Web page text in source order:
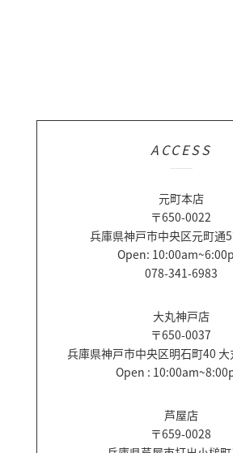
ACCESS
元町本店
〒650-0022
兵庫県神戸市中央区元町通
Open:
078-341-6983
大丸神戸店
〒650-0037
兵庫県神戸市中央区明石町40
Open :
芦屋店
〒659-0028